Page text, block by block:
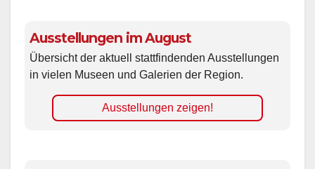
Ausstellungen im August
Übersicht der aktuell stattfindenden Ausstellungen
in vielen Museen und Galerien der Region.
Ausstellungen zeigen!